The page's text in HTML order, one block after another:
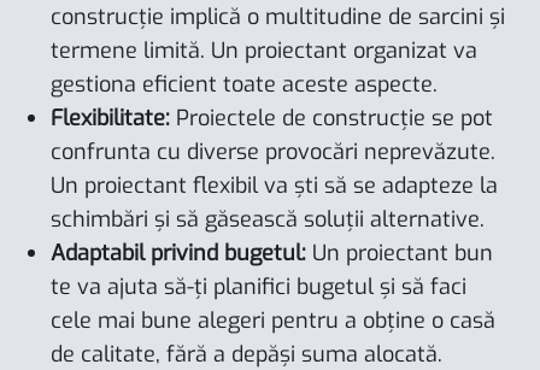
construcție implică o multitudine de sarcini și
termene limită. Un proiectant organizat va
gestiona eficient toate aceste aspecte.
Flexibilitate: Proiectele de construcție se pot
confrunta cu diverse provocări neprevăzute.
Un proiectant flexibil va ști să se adapteze la
schimbări și să găsească soluții alternative.
Adaptabil privind bugetul: Un proiectant bun
te va ajuta să-ți planifici bugetul și să faci
cele mai bune alegeri pentru a obține o casă
de calitate, fără a depăși suma alocată.